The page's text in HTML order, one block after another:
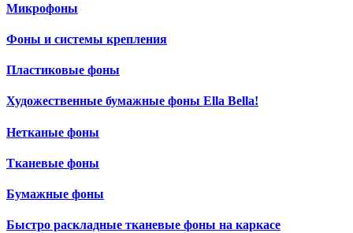
Микрофоны
Фоны и системы крепления
Пластиковые фоны
Художественные бумажные фоны Ella Bella!
Нетканые фоны
Тканевые фоны
Бумажные фоны
Быстро раскладные тканевые фоны на каркасе